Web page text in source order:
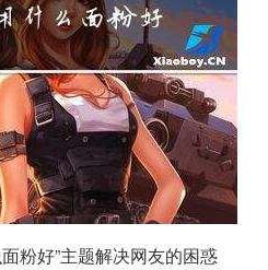
粉好”主题解决网友的困惑